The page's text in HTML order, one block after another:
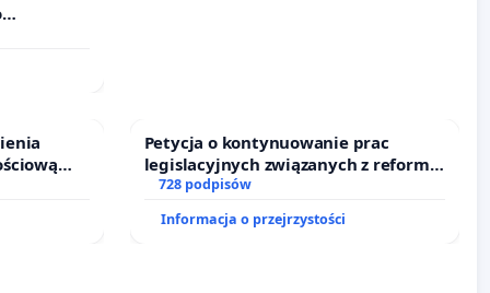
Petycja o kontynuowanie prac
legislacyjnych związanych z reformą
prawa rodzinnego
728 podpisów
Informacja o przejrzystości